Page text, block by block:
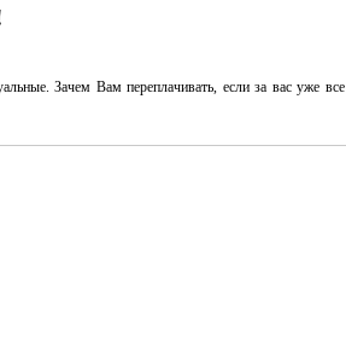
Зачем Вам переплачивать, если за вас уже все